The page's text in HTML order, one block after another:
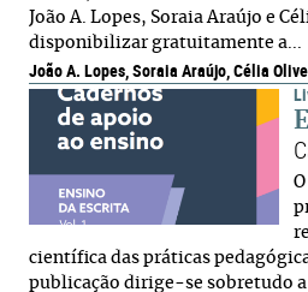
João A. Lopes, Soraia Araújo e
disponibilizar gratuitamente a...
João A. Lopes, Soraia Araújo, Célia
científica das práticas
publicação dirige-se sobretudo